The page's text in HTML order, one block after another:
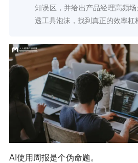
知误区，并给出产品经理高频
透工具泡沫，找到真正的效率杠
AI使用周报是个伪命题。